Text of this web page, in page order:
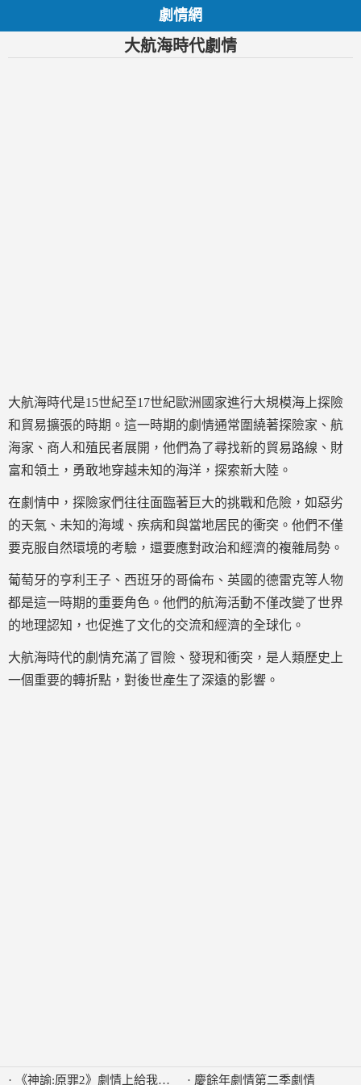
劇情網
大航海時代劇情
大航海時代是15世紀至17世紀歐洲國家進行大規模海上探險
和貿易擴張的時期。這一時期的劇情通常圍繞著探險家、航
海家、商人和殖民者展開，他們為了尋找新的貿易路線、財
富和領土，勇敢地穿越未知的海洋，探索新大陸。
在劇情中，探險家們往往面臨著巨大的挑戰和危險，如惡劣
的天氣、未知的海域、疾病和與當地居民的衝突。他們不僅
要克服自然環境的考驗，還要應對政治和經濟的複雜局勢。
葡萄牙的亨利王子、西班牙的哥倫布、英國的德雷克等人物
都是這一時期的重要角色。他們的航海活動不僅改變了世界
的地理認知，也促進了文化的交流和經濟的全球化。
大航海時代的劇情充滿了冒險、發現和衝突，是人類歷史上
一個重要的轉折點，對後世產生了深遠的影響。
· 《神諭:原罪2》劇情上給我印象最深刻的一點是什麼
· 慶餘年劇情第二季劇情